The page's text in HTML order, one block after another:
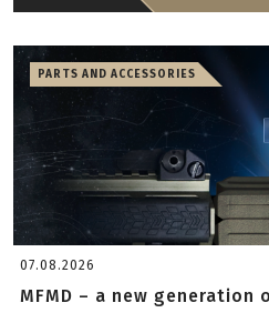
PARTS AND ACCESSORIES
07.08.2026
MFMD – a new generation